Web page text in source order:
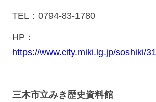
TEL：0794‐83-1780
HP：
https://www.city.miki.lg.jp/soshiki/
三木市立みき歴史資料館